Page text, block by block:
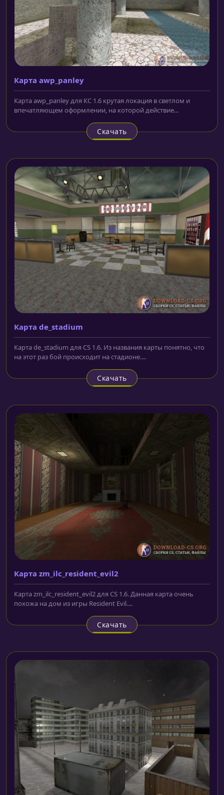
Карта awp_panley
Карта awp_panley для КС 1.6 крутая локация в светлом и
впечатляющем оформлении, на которой действие...
Скачать
Карта de_stadium
Карта de_stadium для CS 1.6. Из названия карты понятно, что
на этот раз бой происходит на стадионе....
Скачать
Карта zm_ilc_resident_evil2
Карта zm_ilc_resident_evil2 для CS 1.6. Данная карта очень
похожа на дом из игры Resident Evil....
Скачать